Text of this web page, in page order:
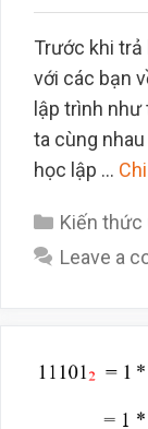
Trước khi trả
với các bạn
lập trình
ta cùng
học lập …
Kiến thức
Leave a